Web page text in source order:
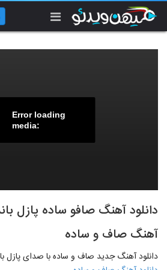
Error loading
media:
دانلود آهنگ صافو ساده پازل
آهنگ صاف و ساده
دانلود آهنگ جدید صاف و ساده با صدای پازل